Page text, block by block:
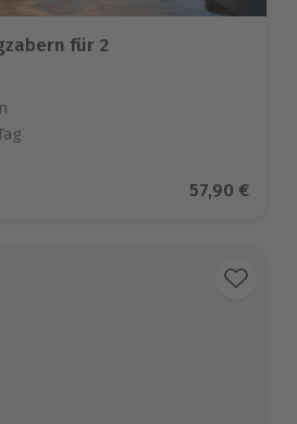
für 2
auf 27 BewertungenAktueller
57,90 €